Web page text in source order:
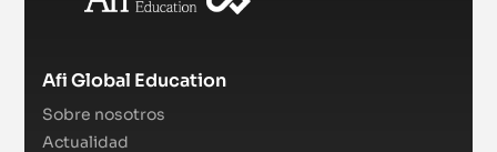
Afi Global Education
Sobre nosotros
Actualidad